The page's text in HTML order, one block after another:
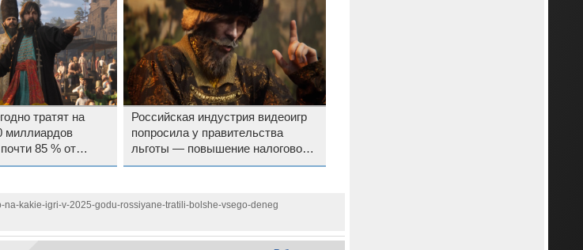
тратят на
миллиардов
85 % от
по России
Российская индустрия видеоигр
попросила у правительства
льготы — повышение налоговой
нагрузки рискует обернуться
kakie-igri-v-2025-godu-rossiyane-tratili-bolshe-vsego-deneg